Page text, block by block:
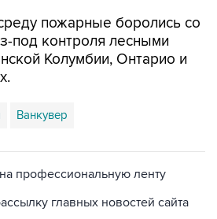
пожарные боролись со
под контроля лесными
Колумбии, Онтарио и
Ванкувер
профессиональную ленту
главных новостей сайта